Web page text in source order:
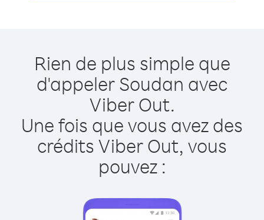
Rien de plus simple que
d'appeler Soudan avec
Viber Out.
Une fois que vous avez des
crédits Viber Out, vous
pouvez :